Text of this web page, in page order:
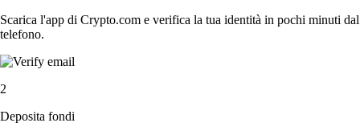
Scarica l'app di Crypto.com e verifica la tua identità in pochi minuti dal
telefono.
2
Deposita fondi